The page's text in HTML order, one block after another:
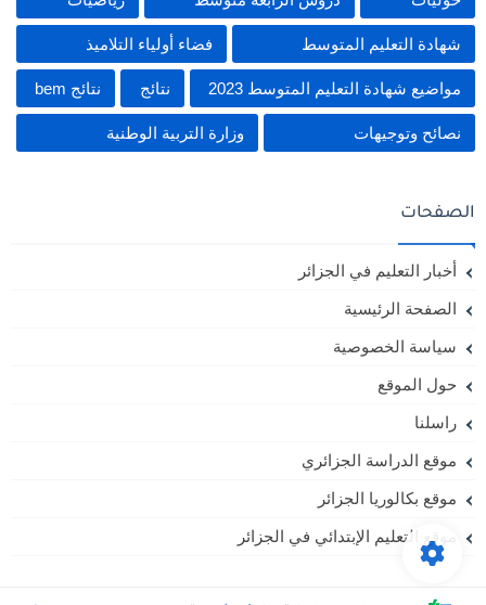
شهادة التعليم المتوسط فضاء أولياء التلاميذ
مواضيع شهادة التعليم المتوسط 2023 نتائج نتائج bem
نصائح وتوجيهات وزارة التربية الوطنية
الصفحات
أخبار التعليم في الجزائر
الصفحة الرئيسية
سياسة الخصوصية
حول الموقع
راسلنا
موقع الدراسة الجزائري
موقع بكالوريا الجزائر
موقع التعليم الإبتدائي في الجزائر